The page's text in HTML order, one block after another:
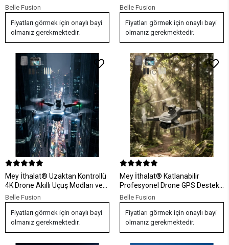
Uzaktan Kontrollü Profesyonel
Çekim Dronu
Belle Fusion
Fiyatları görmek için onaylı bayi
olmanız gerekmektedir.
Uzun Uçuş Süresi ve Stabil
Görüntüleme Teknolojisi
Belle Fusion
Fiyatları görmek için onaylı bayi
olmanız gerekmektedir.
Mey İthalat® Uzaktan Kontrollü
4K Drone Akıllı Uçuş Modları ve
Geniş Açılı Kamera Özellikli
Belle Fusion
Fiyatları görmek için onaylı bayi
olmanız gerekmektedir.
Mey İthalat® Katlanabilir
Profesyonel Drone GPS Destekli
Akıllı Özellikler ve Uzun Pil Ömrü
Belle Fusion
Fiyatları görmek için onaylı bayi
olmanız gerekmektedir.